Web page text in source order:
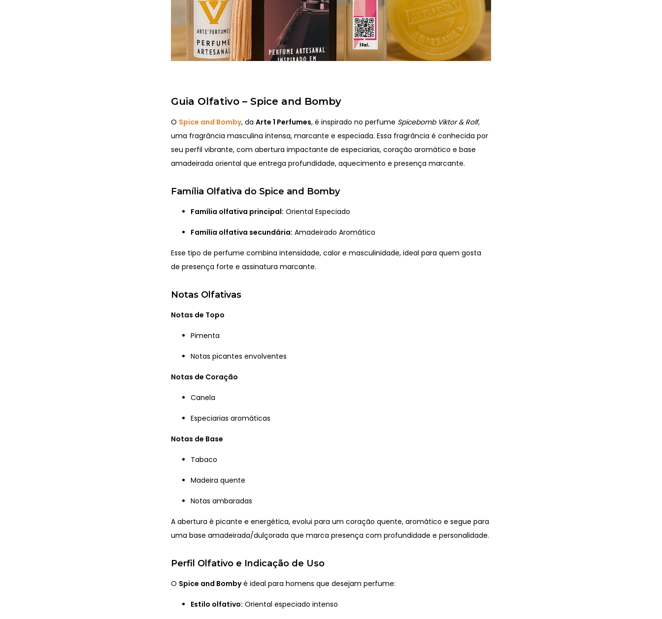
Guia Olfativo – Spice and Bomby
O Spice and Bomby, da Arte 1 Perfumes, é inspirado no perfume Spicebomb Viktor & Rolf,
uma fragrância masculina intensa, marcante e especiada. Essa fragrância é conhecida por
seu perfil vibrante, com abertura impactante de especiarias, coração aromático e base
amadeirada oriental que entrega profundidade, aquecimento e presença marcante.
Família Olfativa do Spice and Bomby
Família olfativa principal: Oriental Especiado
Família olfativa secundária: Amadeirado Aromático
Esse tipo de perfume combina intensidade, calor e masculinidade, ideal para quem gosta
de presença forte e assinatura marcante.
Notas Olfativas
Notas de Topo
Pimenta
Notas picantes envolventes
Notas de Coração
Canela
Especiarias aromáticas
Notas de Base
Tabaco
Madeira quente
Notas ambaradas
A abertura é picante e energética, evolui para um coração quente, aromático e segue para
uma base amadeirada/dulçorada que marca presença com profundidade e personalidade.
Perfil Olfativo e Indicação de Uso
O Spice and Bombyé ideal para homens que desejam perfume:
Estilo olfativo: Oriental especiado intenso